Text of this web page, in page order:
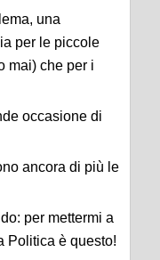
una
per le piccole
mai) che per i
occasione di
ancora di più le
per mettermi a
Politica è questo!